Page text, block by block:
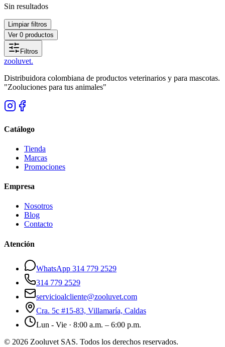
Sin resultados
Limpiar filtros
Ver 0 productos
Filtros
zooluvet.
Distribuidora colombiana de productos veterinarios y para mascotas.
"Zooluciones para tus animales"
Catálogo
Tienda
Marcas
Promociones
Empresa
Nosotros
Blog
Contacto
Atención
WhatsApp 314 779 2529
314 779 2529
servicioalcliente@zooluvet.com
Cra. 5c #15-83, Villamaría, Caldas
Lun - Vie · 8:00 a.m. – 6:00 p.m.
© 2026 Zooluvet SAS. Todos los derechos reservados.